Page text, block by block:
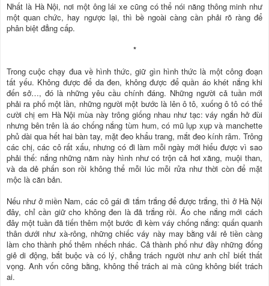
Nhất là Hà Nội, nơi một ông lái xe cũng có thể nói năng thông minh như
một quan chức, hay ngược lại, thì bề ngoài càng cần phải rõ ràng để
phân biệt đẳng cấp.
*
Trong cuộc chạy đua về hình thức, giữ gìn hình thức là một công đoạn
tất yếu. Không được để da đen, không được để quần áo khét nắng khi
đến sở…, đó là những yêu cầu chính đáng. Những người cả tuần mới
phải ra phố một lần, những người một bước là lên ô tô, xuống ô tô có thể
cười chị em Hà Nội mùa này trông giống nhau như tạc: váy ngắn hở đùi
nhưng bên trên là áo chống nắng tùm hum, có mũ lụp xụp và manchette
phủ dài qua hết hai bàn tay, mặt đeo khẩu trang, mắt đeo kính râm. Trông
các chị, các cô rất xấu, nhưng có đi làm mỗi ngày mới hiểu được vì sao
phải thế: nắng những năm này hình như có trộn cả hơi xăng, muội than,
và da dẻ phấn son rồi không thể mỗi lúc mỗi rửa như thời còn để mặt
mộc là căn bản.
Nếu như ở miền Nam, các cô gái đi tắm trắng để được trắng, thì ở Hà Nội
đây, chỉ cần giữ cho không đen là đã trắng rồi. Áo che nắng mới cách
đây một tuần đã tiến thêm một bước đi kèm váy chống nắng: quấn quanh
thân dưới như xà-rông, những chiếc váy này may bằng vải rẻ tiền càng
làm cho thành phố thêm nhếch nhác. Cả thành phố như đầy những đống
giẻ di động, bắt buộc và có lý, chẳng trách người như anh chỉ biết thất
vọng. Anh vốn công bằng, không thể trách ai mà cũng không biết trách
ai.